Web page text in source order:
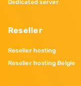
Dedicated server
Reseller
Reseller hosting
Reseller hosting Belgie